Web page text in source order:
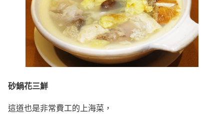
砂鍋花三鮮
這道也是非常費工的上海菜，